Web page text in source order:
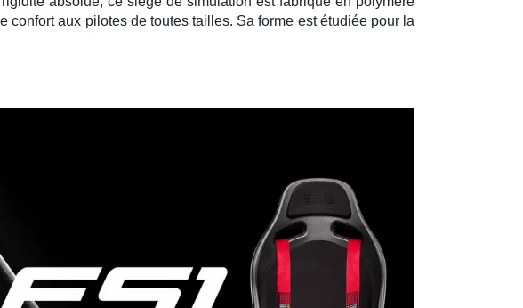
confort aux pilotesde toutes tailles. Sa forme est étudiée pour la